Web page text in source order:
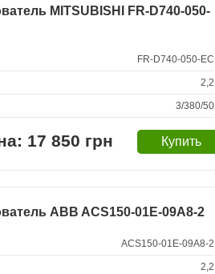
MITSUBISHI FR-D740-050-
FR-D740-050-EC
2,2
3/380/50
17 850 грн
ABB ACS150-01E-09A8-2
ACS150-01E-09A8-2
2,2